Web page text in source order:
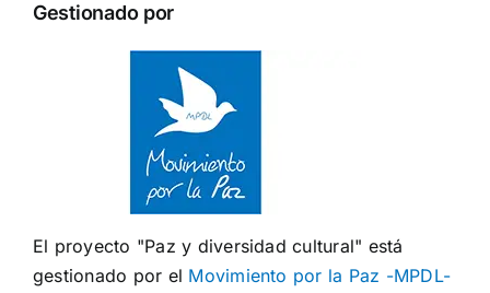
Gestionado por
El proyecto "Paz y diversidad cultural" está
gestionado por el Movimiento por la Paz -MPDL-